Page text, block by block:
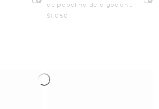
de popelina de algodón a
rayas
Ahora
$1,050